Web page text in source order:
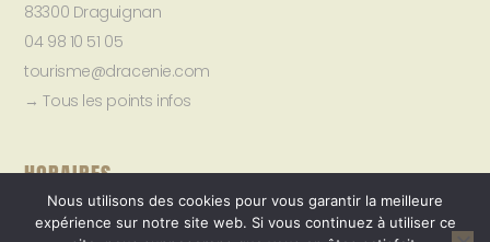
83300 Draguignan
04 98 10 51 05
tourisme@dracenie.com
→ Tous les points infos
HORAIRES
→ Tous les horaires
Nous utilisons des cookies pour vous garantir la meilleure
expérience sur notre site web. Si vous continuez à utiliser ce